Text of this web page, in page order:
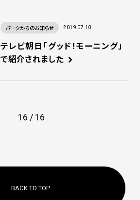
パークからのお知らせ 2019.07.10
テレビ朝日「グッド！モーニング」
で紹介されました
16 / 16
BACK TO TOP